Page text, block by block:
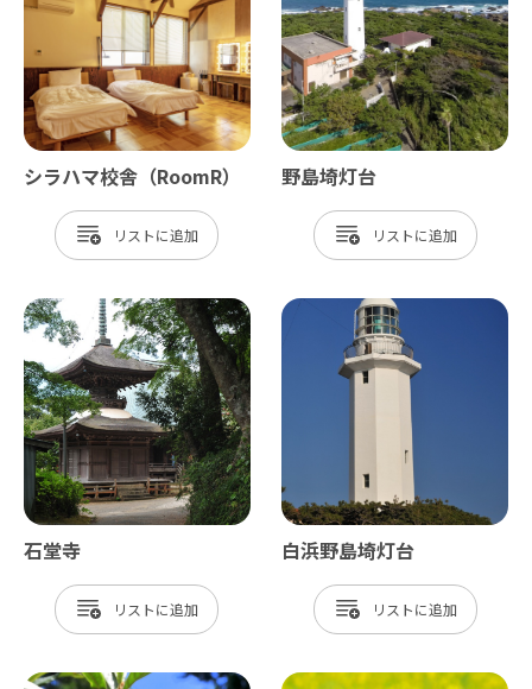
シラハマ校舎（RoomR）
リスト
野島埼灯台
リスト
石堂寺
リスト
白浜野島埼灯台
リスト